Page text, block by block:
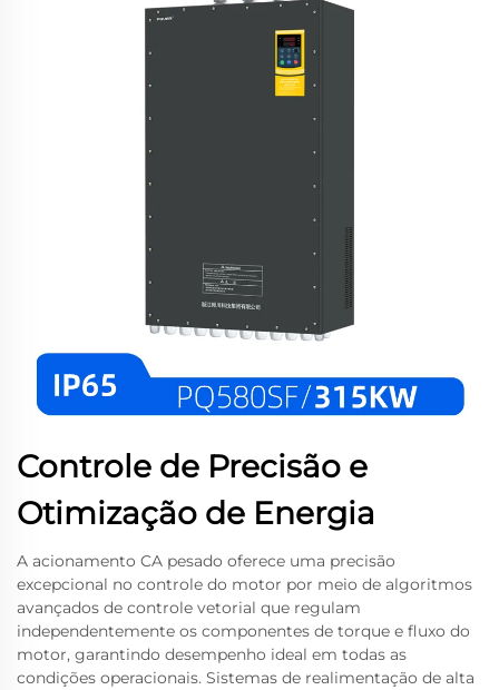
Controle de Precisão e
Otimização de Energia
A acionamento CA pesado oferece uma precisão
excepcional no controle do motor por meio de algoritmos
avançados de controle vetorial que regulam
independentemente os componentes de torque e fluxo do
motor, garantindo desempenho ideal em todas as
condições operacionais. Sistemas de realimentação de alta